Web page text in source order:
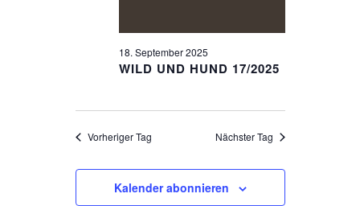
WILD UND HUND 17/2025
18. September 2025
Vorheriger Tag Nächster Tag
Kalender abonnieren